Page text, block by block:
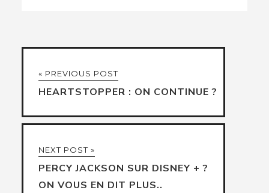
« PREVIOUS POST
HEARTSTOPPER : ON CONTINUE ?
NEXT POST »
PERCY JACKSON SUR DISNEY + ?
ON VOUS EN DIT PLUS..